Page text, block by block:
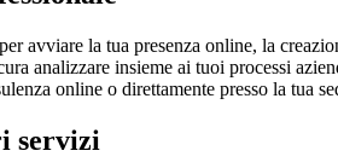
avviare la tua presenza online, la
analizzare insieme ai tuoi processi
online o direttamente presso la tua
servizi